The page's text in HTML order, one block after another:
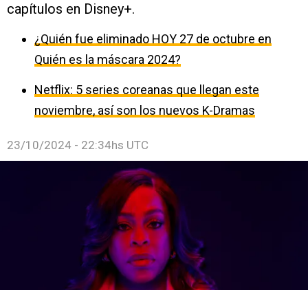
capítulos en Disney+.
¿Quién fue eliminado HOY 27 de octubre en
Quién es la máscara 2024?
Netflix: 5 series coreanas que llegan este
noviembre, así son los nuevos K-Dramas
23/10/2024 - 22:34hs UTC